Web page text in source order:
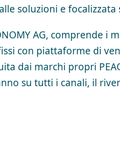
soluzioni e focalizzata
AG, comprende
con piattaforme di
dai marchi propri
su tutti i canali, il